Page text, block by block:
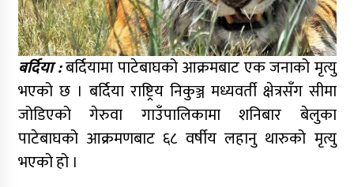
बर्दिया :बर्दियामा पाटेबाघको आक्रमबाट एक जनाको मृत्यु
भएको छ । बर्दिया राष्ट्रिय निकुञ्ज मध्यवर्ती क्षेत्रसँग सीमा
जोडिएको गेरुवा गाउँपालिकामा शनिबार बेलुका
पाटेबाघको आक्रमणबाट ६८ वर्षीय लहानु थारुको मृत्यु
भएको हो ।